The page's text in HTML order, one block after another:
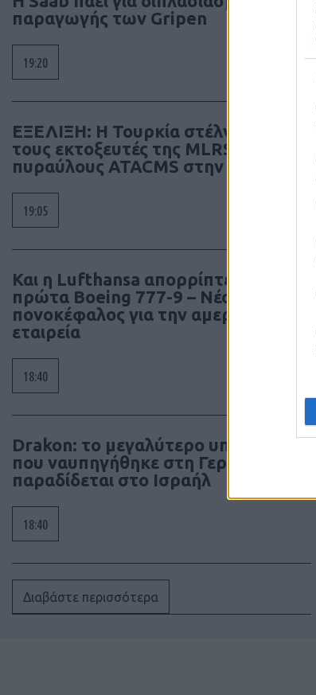
παραγωγής των Gripen
19:20
ΕΞΕΛΙΞΗ: H Τουρκία στέλνει όλους
τους εκτοξευτές της MLRS και τους
πυραύλους ATACMS στην Ουκρανία
19:05
Και η Lufthansa απορρίπτει τα
πρώτα Boeing 777-9 – Νέος
πονοκέφαλος για την αμερικανική
εταιρεία
18:40
Drakon: το μεγαλύτερο υποβρύχιο
που ναυπηγήθηκε στη Γερμανία
παραδίδεται στο Ισραήλ
18:40
Διαβάστε περισσότερα